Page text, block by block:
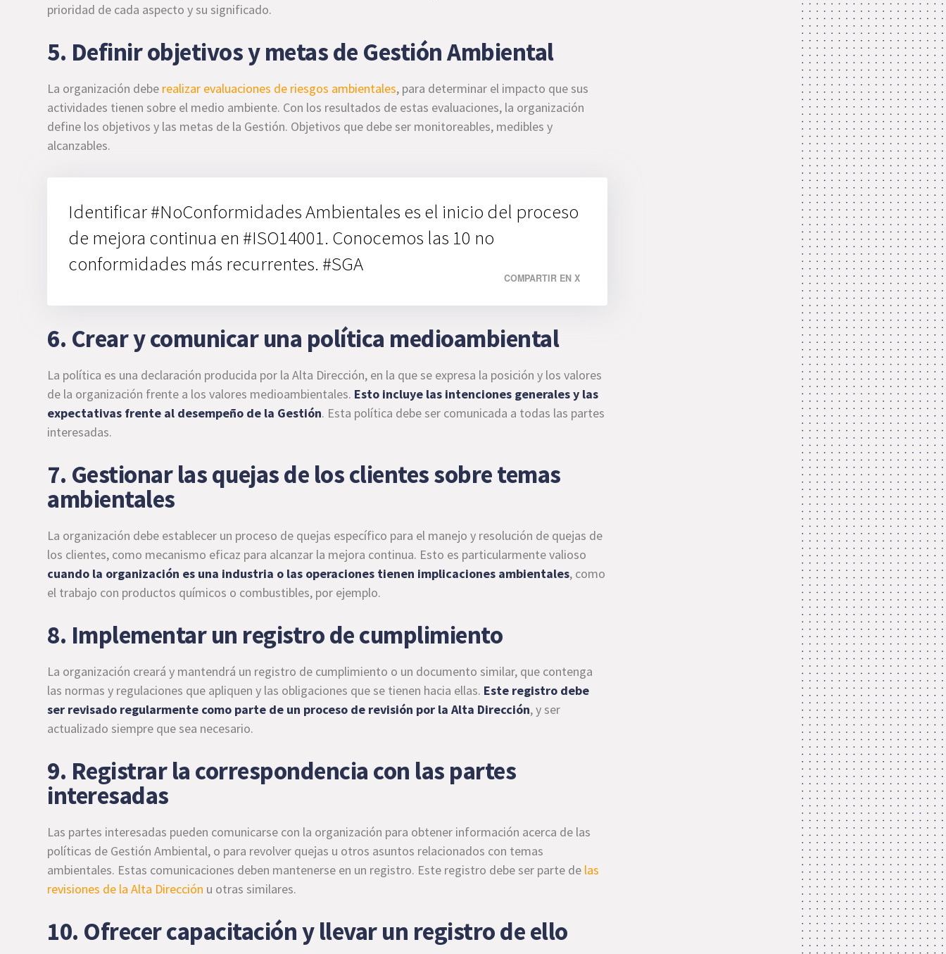
prioridad de cada aspecto y su significado.
5. Definir objetivos y metas de Gestión Ambiental
La organización debe realizar evaluaciones de riesgos ambientales, para determinar el impacto que sus
actividades tienen sobre el medio ambiente. Con los resultados de estas evaluaciones, la organización
define los objetivos y las metas de la Gestión. Objetivos que debe ser monitoreables, medibles y
alcanzables.
Identificar #NoConformidades Ambientales es el inicio del proceso
de mejora continua en #ISO14001. Conocemos las 10 no
conformidades más recurrentes. #SGA
COMPARTIR EN X
6. Crear y comunicar una política medioambiental
La política es una declaración producida por la Alta Dirección, en la que se expresa la posición y los valores
de la organización frente a los valores medioambientales. Esto incluye las intenciones generales y las
expectativas frente al desempeño de la Gestión. Esta política debe ser comunicada a todas las partes
interesadas.
7. Gestionar las quejas de los clientes sobre temas
ambientales
La organización debe establecer un proceso de quejas específico para el manejo y resolución de quejas de
los clientes, como mecanismo eficaz para alcanzar la mejora continua. Esto es particularmente valioso
cuando la organización es una industria o las operaciones tienen implicaciones ambientales, como
el trabajo con productos químicos o combustibles, por ejemplo.
8. Implementar un registro de cumplimiento
La organización creará y mantendrá un registro de cumplimiento o un documento similar, que contenga
las normas y regulaciones que apliquen y las obligaciones que se tienen hacia ellas. Este registro debe
ser revisado regularmente como parte de un proceso de revisión por la Alta Dirección, y ser
actualizado siempre que sea necesario.
9. Registrar la correspondencia con las partes
interesadas
Las partes interesadas pueden comunicarse con la organización para obtener información acerca de las
políticas de Gestión Ambiental, o para revolver quejas u otros asuntos relacionados con temas
ambientales. Estas comunicaciones deben mantenerse en un registro. Este registro debe ser parte de las
revisiones de la Alta Dirección u otras similares.
10. Ofrecer capacitación y llevar un registro de ello